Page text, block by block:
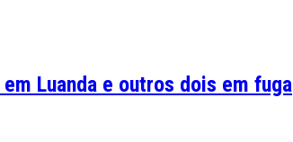
Luanda e outros dois em fuga